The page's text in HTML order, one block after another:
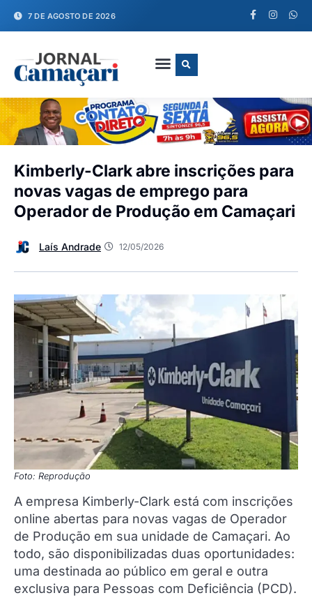
7 DE AGOSTO DE 2026
Kimberly-Clark abre inscrições para
novas vagas de emprego para
Operador de Produção em Camaçari
Laís Andrade 12/05/2026
Foto: Reprodução
A empresa Kimberly-Clark está com inscrições
online abertas para novas vagas de Operador
de Produção em sua unidade de Camaçari. Ao
todo, são disponibilizadas duas oportunidades:
uma destinada ao público em geral e outra
exclusiva para Pessoas com Deficiência (PCD).